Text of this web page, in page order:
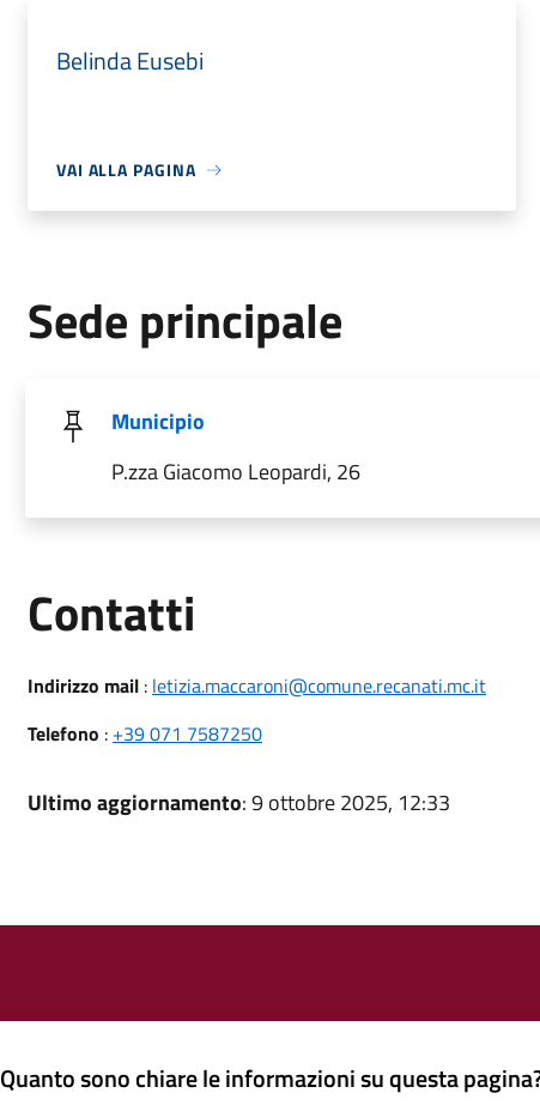
Belinda Eusebi
VAI ALLA PAGINA
Sede principale
Municipio
P.zza Giacomo Leopardi, 26
Contatti
Indirizzo mail: letizia.maccaroni@comune.recanati.mc.it
Telefono : +39 071 7587250
Ultimo aggiornamento: 9 ottobre 2025, 12:33
Quanto sono chiare le informazioni su questa